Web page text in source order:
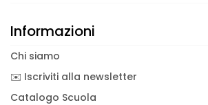
Informazioni
Chi siamo
✉️ Iscriviti alla newsletter
Catalogo Scuola